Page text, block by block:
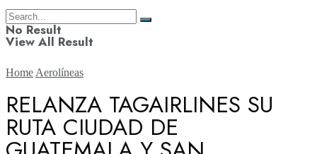
No Result
View All Result
Aerolíneas
Home Aerolíneas
RELANZA TAGAIRLINES SU
RUTA CIUDAD DE